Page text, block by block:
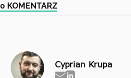
0 KOMENTARZ
Cyprian Krupa